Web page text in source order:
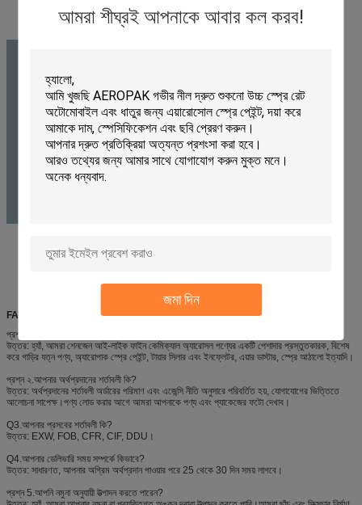
আমরা শীঘ্রই আপনাকে আবার কল করব!
জমা দিন
FAQ
প্রশ্ন ১.আপনি প্রস্তুতকারক?
উত্তর: হ্যাঁ, আমরা শেনজেন আই-লাইক ফাইন কেমিক্যাল অ্যারোসল পণ্যের একটি পেশাদার প্রস্তুতকারক, বিশেষ
করে গাড়ির যত্ন পণ্য, অ্যারোপাক স্প্রে পেইন্ট, টায়ার সিলার এবং ইনফ্লেটর, এয়ার ডাস্টার, স্প্রে আঠালো ইত্যাদি।
প্রশ্ন ২.আপনার অর্থপ্রদানের শর্তাবলী কি?
উত্তর: অর্থপ্রদানের শর্তাবলী অর্ডারের পরিমাণ এবং এজেন্সি নীতি অনুসারে পরিবর্তিত হয়, যোগাযোগের ভিত্তিতে
আলোচনা সাপেক্ষ।পণ্য লোড করার আগে আমরা আপনাকে পণ্য এবং প্যাকেজের ফটো দেখাব।
Q3.আপনার প্রসবের শর্তাবলী কি?
উত্তর: EXW, FOB, CFR, CIF, DDU।
Q4.আপনার ডেলিভারি সময় সম্পর্কে কিভাবে?
উত্তর: সাধারণত, আপনার অগ্রিম অর্থপ্রদান পাওয়ার পরে 25 থেকে 30 দিন সময় লাগবে।
প্রশ্ন 5.আপনি নমুনা অনুযায়ী উত্পাদন করতে পারেন?